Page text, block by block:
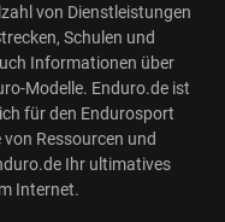
von Dienstleistungen
Schulen und
Informationen über
Modelle. Enduro.de ist
für den Endurosport
Ressourcen und
Ihr ultimatives
Internet.